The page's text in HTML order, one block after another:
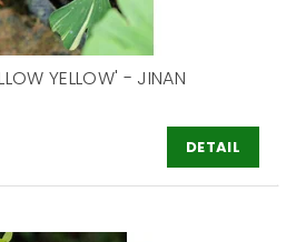
YELLOW' - JINAN
DETAIL